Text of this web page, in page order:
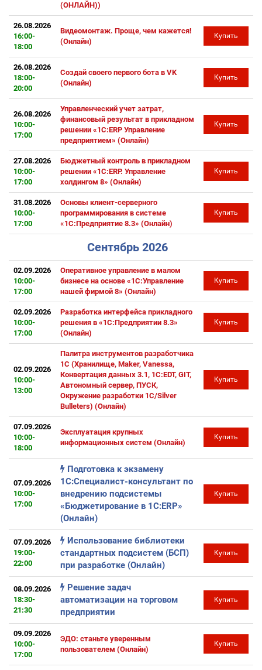
(ОНЛАЙН))
26.08.2026
16:00-
18:00
Видеомонтаж. Проще, чем кажется!
(Онлайн)
Купить
26.08.2026
18:00-
20:00
Создай своего первого бота в VK
(Онлайн)
Купить
26.08.2026
10:00-
17:00
Управленческий учет затрат,
финансовый результат в прикладном
решении «1С:ERP Управление
предприятием» (Онлайн)
Купить
27.08.2026
10:00-
17:00
Бюджетный контроль в прикладном
решении «1С:ERP. Управление
холдингом 8» (Онлайн)
Купить
31.08.2026
10:00-
17:00
Основы клиент-серверного
программирования в системе
«1С:Предприятие 8.3» (Онлайн)
Купить
Сентябрь 2026
02.09.2026
10:00-
17:00
Оперативное управление в малом
бизнесе на основе «1С:Управление
нашей фирмой 8» (Онлайн)
Купить
02.09.2026
10:00-
17:00
Разработка интерфейса прикладного
решения в «1С:Предприятии 8.3»
(Онлайн)
Купить
02.09.2026
10:00-
13:00
Палитра инструментов разработчика
1С (Хранилище, Maker, Vanessa,
Конвертация данных 3.1, 1C:EDT, GIT,
Автономный сервер, ПУСК,
Окружение разработки 1С/Silver
Bulleters) (Онлайн)
Купить
07.09.2026
10:00-
18:00
Эксплуатация крупных
информационных систем (Онлайн)
Купить
07.09.2026
10:00-
17:00
Подготовка к экзамену
1С:Специалист-консультант по
внедрению подсистемы
«Бюджетирование в 1С:ERP»
(Онлайн)
Купить
07.09.2026
19:00-
22:00
Использование библиотеки
стандартных подсистем (БСП)
при разработке (Онлайн)
Купить
08.09.2026
18:30-
21:30
Решение задач
автоматизации на торговом
предприятии
Купить
09.09.2026
10:00-
17:00
ЭДО: станьте уверенным
пользователем (Онлайн)
Купить